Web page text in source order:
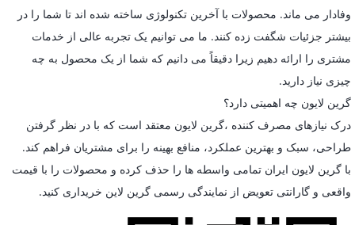
وفادار می ماند. محصولات با آخرین تکنولوژی ساخته شده اند تا شما را در
بیشتر جزئیات شگفت زده کنند. ما می توانیم یک تجربه عالی از خدمات
مشتری را ارائه دهیم زیرا دقیقاً می دانیم که شما از یک محصول به چه
چیزی نیاز دارید.
گرین لایون چه اهمیتی دارد؟
درک نیازهای مصرف کننده ،گرین لایون معتقد است که با در نظر گرفتن
طراحی، سبک و بهترین عملکرد، منافع بهینه را برای مشتریان فراهم کند.
با گرین لایون ایران تمامی واسطه ها را حذف کرده و محصولات را با قیمت
واقعی و گارانتی تعویض از نمایندگی رسمی گرین لاین خریداری کنید.